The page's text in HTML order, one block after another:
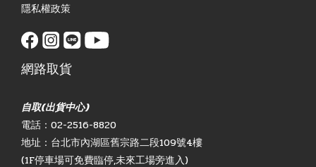
隱私權政策
網路取貨
自取(出貨中心)
電話：02-2516-8820
地址：台北市內湖區舊宗路二段109號4樓
(1F停車場可免費臨停,未來工場旁進入)